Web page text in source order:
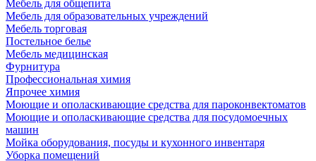
Мебель для общепита
Мебель для образовательных учреждений
Мебель торговая
Постельное белье
Мебель медицинская
Фурнитура
Профессиональная химия
Япрочее химия
Моющие и ополаскивающие средства для пароконвектоматов
Моющие и ополаскивающие средства для посудомоечных
машин
Мойка оборудования, посуды и кухонного инвентаря
Уборка помещений